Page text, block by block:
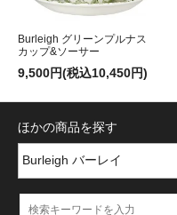
Burleigh グリーンプルナス
カップ&ソーサー
9,500円(税込10,450円)
ほかの商品を探す